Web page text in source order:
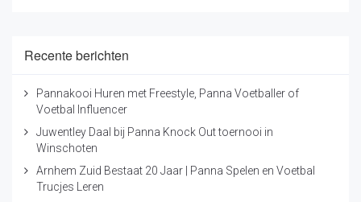
Recente berichten
Pannakooi Huren met Freestyle, Panna Voetballer of
Voetbal Influencer
Juwentley Daal bij Panna Knock Out toernooi in
Winschoten
Arnhem Zuid Bestaat 20 Jaar | Panna Spelen en Voetbal
Trucjes Leren